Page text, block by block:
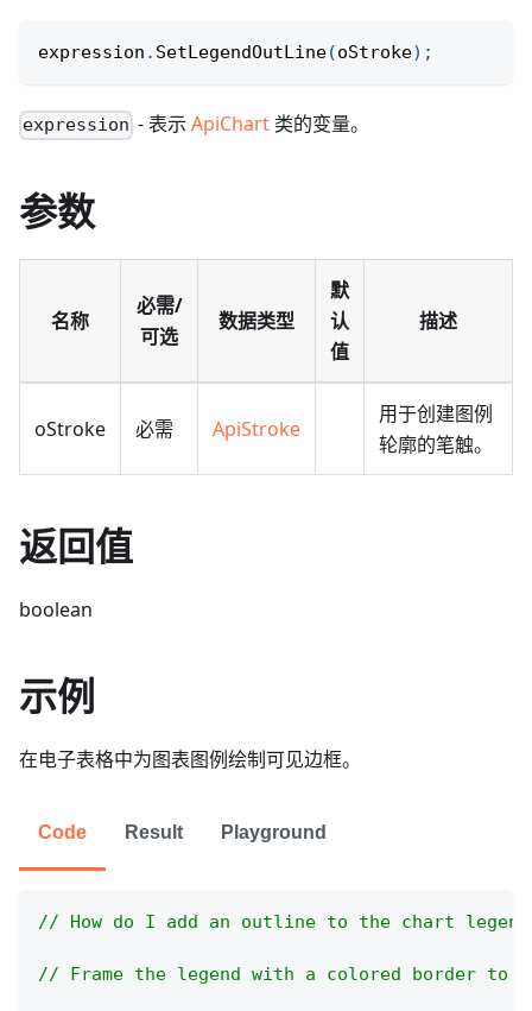
expression . SetLegendOutLine(oStroke) ;
expression - 表示ApiChart 类的变量。
参数
名称
必需/
可选
数据类型
默
认
值
描述
oStroke 必需 ApiStroke
用于创建图例
轮廓的笔触。
返回值
boolean
示例
在电子表格中为图表图例绘制可见边框。
Code Result Playground
// How do I add an outline to the chart legend
// Frame the legend with a colored border